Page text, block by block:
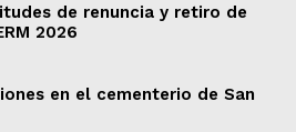
de renuncia y retiro de
2026
en el cementerio de San